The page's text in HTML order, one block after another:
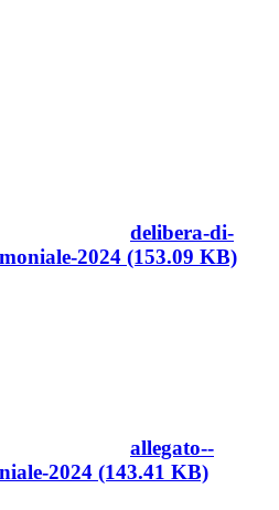
delibera-di-
2024 (153.09 KB)
allegato--
2024 (143.41 KB)